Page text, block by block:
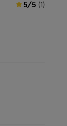
5/5 (1)
5